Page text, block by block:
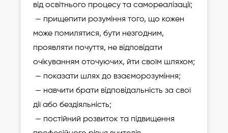
від освітнього процесу та самореалізації;
— прищепити розуміння того, що кожен
може помилятися, бути незгодним,
проявляти почуття, не відповідати
очікуванням оточуючих, йти своїм шляхом;
— показати шлях до взаєморозуміння;
— навчити брати відповідальність за свої
дії або бездіяльність;
— постійний розвиток та підвищення